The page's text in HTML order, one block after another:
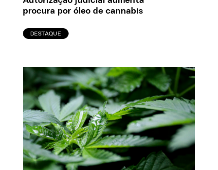
procura por óleo de cannabis
DESTAQUE